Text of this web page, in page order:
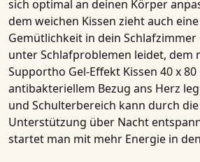
sich optimal an deinen Körper
dem weichen Kissen zieht auch
Gemütlichkeit in dein Schlafzimmer
unter Schlafproblemen leidet, dem
Supportho Gel-Effekt Kissen 40 x
antibakteriellem Bezug ans Herz
und Schulterbereich kann durch
Unterstützung über Nacht
startet man mit mehr Energie in